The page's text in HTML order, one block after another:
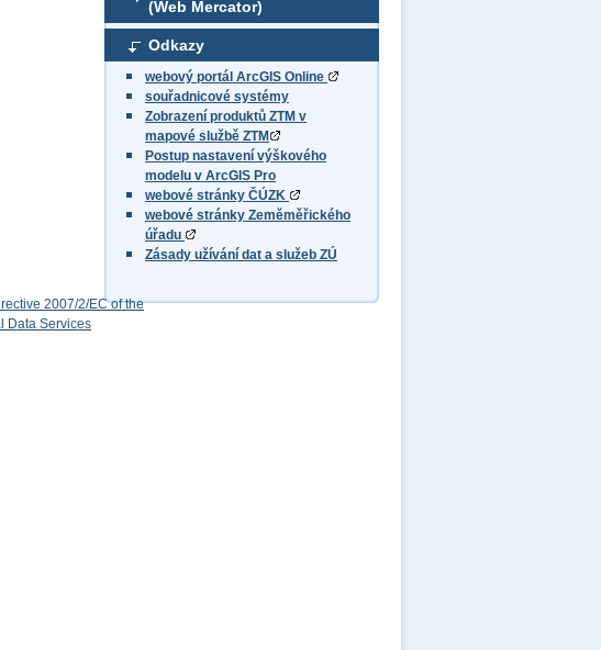
(Web Mercator)
Odkazy
webový portál ArcGIS Online
souřadnicové systémy
Zobrazení produktů ZTM v
mapové službě ZTM
Postup nastavení výškového
modelu v ArcGIS Pro
webové stránky ČÚZK
webové stránky Zeměměřického
úřadu
Zásady užívání dat a služeb ZÚ
2007/2/EC of the
Data Services